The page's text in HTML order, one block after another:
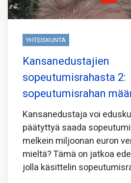
YHTEISKUNTA
Kansanedustajien
sopeutumisrahasta 2:
sopeutumisrahan
Kansanedustaja voi
päätyttyä saada
melkein miljoonan euron
mieltä? Tämä on jatkoa
jolla käsittelin